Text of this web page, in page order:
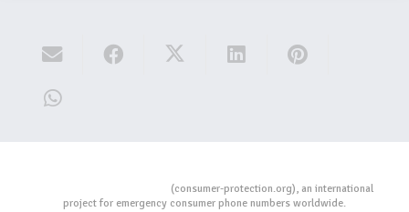
(consumer-protection.org), an international
project for emergency consumer phone numbers worldwide.